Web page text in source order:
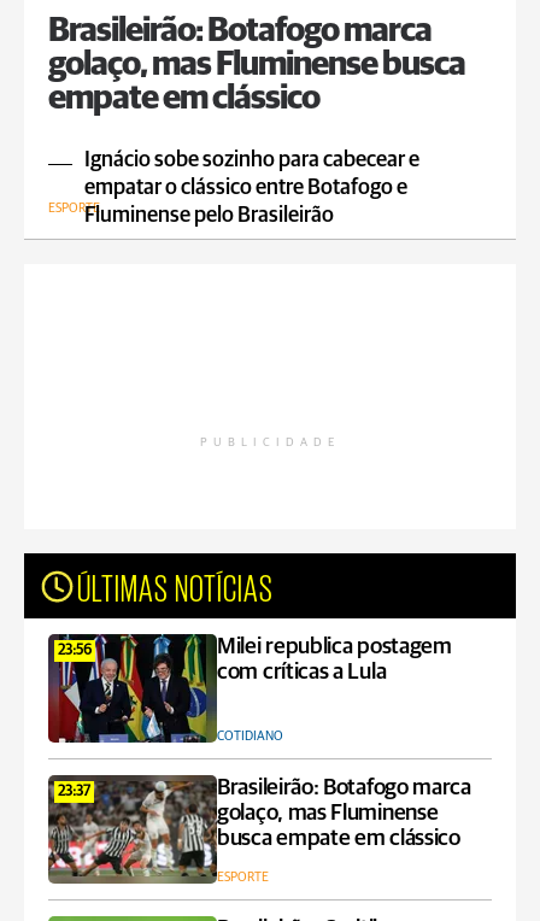
Brasileirão: Botafogo marca
golaço, mas Fluminense busca
empate em clássico
Ignácio sobe sozinho para cabecear e
empatar o clássico entre Botafogo e
Fluminense pelo Brasileirão
ESPORTE
PUBLICIDADE
ÚLTIMAS NOTÍCIAS
23:56
Milei republica postagem
com críticas a Lula
COTIDIANO
23:37
Brasileirão: Botafogo marca
golaço, mas Fluminense
busca empate em clássico
ESPORTE